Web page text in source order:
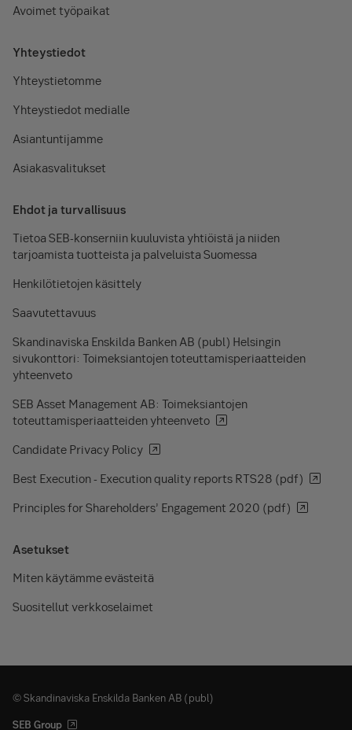
Avoimet työpaikat
Yhteystiedot
Yhteystietomme
Yhteystiedot medialle
Asiantuntijamme
Asiakasvalitukset
Ehdot ja turvallisuus
Tietoa SEB-konserniin kuuluvista yhtiöistä ja niiden
tarjoamista tuotteista ja palveluista Suomessa
Henkilötietojen käsittely
Saavutettavuus
Skandinaviska Enskilda Banken AB (publ) Helsingin
sivukonttori: Toimeksiantojen toteuttamisperiaatteiden
yhteenveto
SEB Asset Management AB: Toimeksiantojen
toteuttamisperiaatteiden yhteenveto
Candidate Privacy Policy
Best Execution - Execution quality reports RTS28 (pdf)
Principles for Shareholders’ Engagement 2020 (pdf)
Asetukset
Miten käytämme evästeitä
Suositellut verkkoselaimet
© Skandinaviska Enskilda Banken AB (publ)
SEB Group